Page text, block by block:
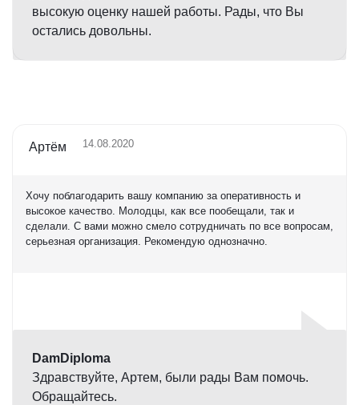
высокую оценку нашей работы. Рады, что Вы
остались довольны.
Артём 14.08.2020
Хочу поблагодарить вашу компанию за оперативность и
высокое качество. Молодцы, как все пообещали, так и
сделали. С вами можно смело сотрудничать по все вопросам,
серьезная организация. Рекомендую однозначно.
DamDiploma
Здравствуйте, Артем, были рады Вам помочь.
Обращайтесь.